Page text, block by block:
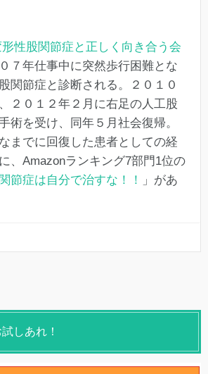
性股関節症と正しく向き合う会
７年仕事中に突然歩行困難とな
関節症と診断される。２０１０
２０１２年２月に右足の人工股
術を受け、同年５月社会復帰。
までに回復した患者としての経
、Amazonランキング7部門1位の
節症は自分で治すな！！
」があ
しあれ！